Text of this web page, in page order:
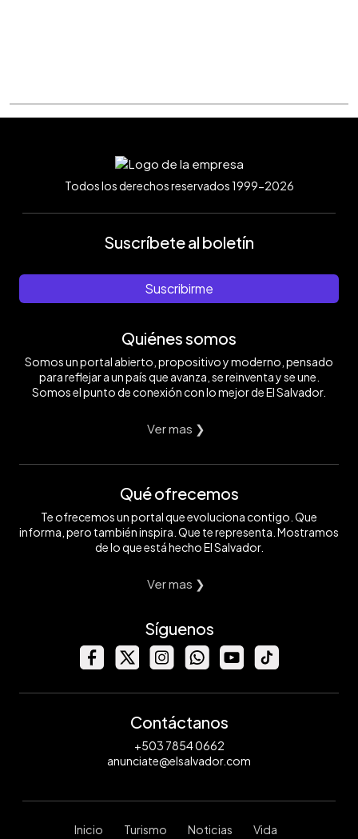
Todos los derechos reservados 1999-2026
Suscríbete al boletín
Suscribirme
Quiénes somos
Somos un portal abierto, propositivo y moderno, pensado
para reflejar a un país que avanza, se reinventa y se une.
Somos el punto de conexión con lo mejor de El Salvador.
Ver mas ❯
Qué ofrecemos
Te ofrecemos un portal que evoluciona contigo. Que
informa, pero también inspira. Que te representa. Mostramos
de lo que está hecho El Salvador.
Ver mas ❯
Síguenos
Contáctanos
+503 7854 0662
anunciate@elsalvador.com
Inicio Turismo Noticias Vida